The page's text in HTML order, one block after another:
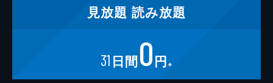
見放題 読み放題
31 日間0円 ※